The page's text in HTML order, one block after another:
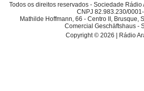
Todos os direitos reservados - Sociedade
CNPJ 82.983.230/
Mathilde Hoffmann, 66 - Centro II, Brusque,
Comercial Geschäftshaus -
Copyright © 2026 | Rádio